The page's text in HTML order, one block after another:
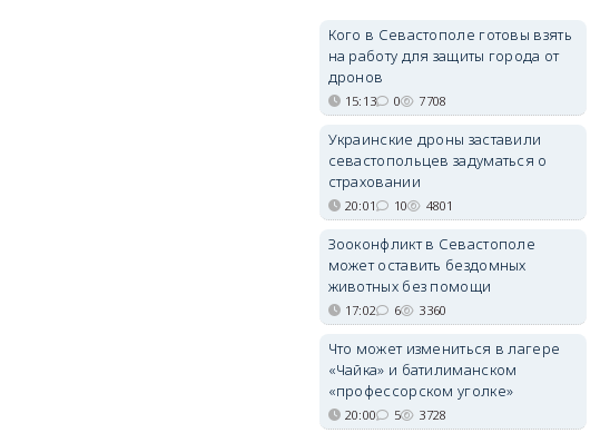
Кого в Севастополе готовы взять
на работу для защиты города от
дронов
15:13 0 7708
Украинские дроны заставили
севастопольцев задуматься о
страховании
20:01 10 4801
Зооконфликт в Севастополе
может оставить бездомных
животных без помощи
17:02 6 3360
Что может измениться в лагере
«Чайка» и батилиманском
«профессорском уголке»
20:00 5 3728